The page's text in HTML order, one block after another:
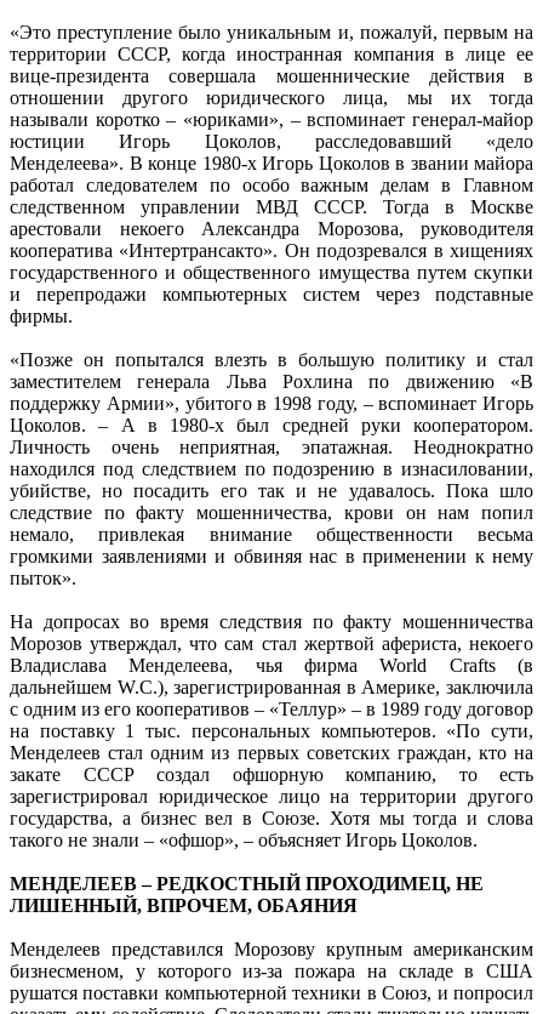
«Это преступление было уникальным и, пожалуй, первым на
территории СССР, когда иностранная компания в лице ее
вице-президента совершала мошеннические действия в
отношении другого юридического лица, мы их тогда
называли коротко – «юриками», – вспоминает генерал-майор
юстиции Игорь Цоколов, расследовавший «дело
Менделеева». В конце 1980-х Игорь Цоколов в звании майора
работал следователем по особо важным делам в Главном
следственном управлении МВД СССР. Тогда в Москве
арестовали некоего Александра Морозова, руководителя
кооператива «Интертрансакто». Он подозревался в хищениях
государственного и общественного имущества путем скупки
и перепродажи компьютерных систем через подставные
фирмы.
«Позже он попытался влезть в большую политику и стал
заместителем генерала Льва Рохлина по движению «В
поддержку Армии», убитого в 1998 году, – вспоминает Игорь
Цоколов. – А в 1980-х был средней руки кооператором.
Личность очень неприятная, эпатажная. Неоднократно
находился под следствием по подозрению в изнасиловании,
убийстве, но посадить его так и не удавалось. Пока шло
следствие по факту мошенничества, крови он нам попил
немало, привлекая внимание общественности весьма
громкими заявлениями и обвиняя нас в применении к нему
пыток».
На допросах во время следствия по факту мошенничества
Морозов утверждал, что сам стал жертвой афериста, некоего
Владислава Менделеева, чья фирма World Crafts (в
дальнейшем W.C.), зарегистрированная в Америке, заключила
с одним из его кооперативов – «Теллур» – в 1989 году договор
на поставку 1 тыс. персональных компьютеров. «По сути,
Менделеев стал одним из первых советских граждан, кто на
закате СССР создал офшорную компанию, то есть
зарегистрировал юридическое лицо на территории другого
государства, а бизнес вел в Союзе. Хотя мы тогда и слова
такого не знали – «офшор», – объясняет Игорь Цоколов.
МЕНДЕЛЕЕВ – РЕДКОСТНЫЙ ПРОХОДИМЕЦ, НЕ
ЛИШЕННЫЙ, ВПРОЧЕМ, ОБАЯНИЯ
Менделеев представился Морозову крупным американским
бизнесменом, у которого из-за пожара на складе в США
рушатся поставки компьютерной техники в Союз, и попросил